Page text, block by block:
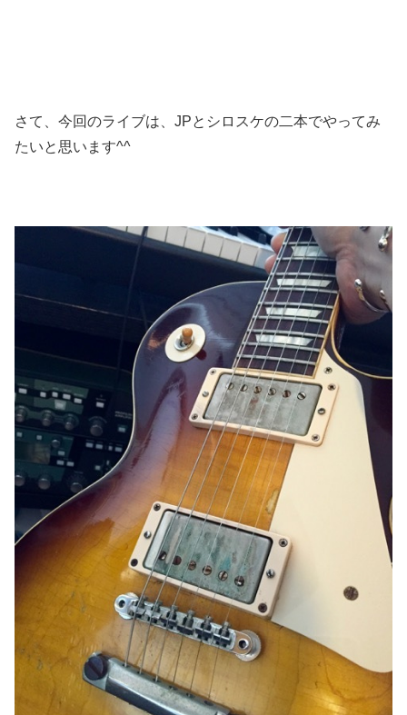
さて、今回のライブは、JPとシロスケの二本でやってみ
たいと思います^^